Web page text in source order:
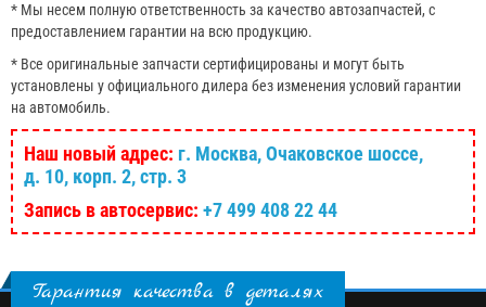
* Мы несем полную ответственность за качество автозапчастей, с
предоставлением гарантии на всю продукцию.
* Все оригинальные запчасти сертифицированы и могут быть
установлены у официального дилера без изменения условий гарантии
на автомобиль.
Наш новый адрес: г. Москва, Очаковское шоссе,
д. 10, корп. 2, стр. 3
Запись в автосервис: +7 499 408 22 44
Гарантия качества в деталях